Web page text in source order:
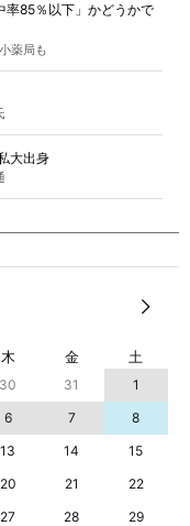
率85％以下」かどうかで
薬局も
大出身
木 金 土
30 31
1
6 7
8
13 14
15
20 21
22
27 28
29